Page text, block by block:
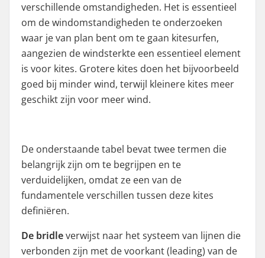
verschillende omstandigheden. Het is essentieel
om de windomstandigheden te onderzoeken
waar je van plan bent om te gaan kitesurfen,
aangezien de windsterkte een essentieel element
is voor kites. Grotere kites doen het bijvoorbeeld
goed bij minder wind, terwijl kleinere kites meer
geschikt zijn voor meer wind.
De onderstaande tabel bevat twee termen die
belangrijk zijn om te begrijpen en te
verduidelijken, omdat ze een van de
fundamentele verschillen tussen deze kites
definiëren.
De bridleverwijst naar het systeem van lijnen die
verbonden zijn met de voorkant (leading) van de